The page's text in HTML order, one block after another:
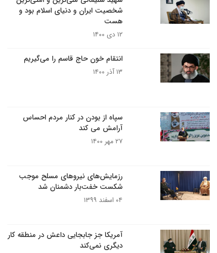
شخصیت ایران و دنیای اسلام بود و
هست
۱۲ دی ۱۴۰۰
انتقام خون حاج قاسم را می‌گیریم
۱۳ آذر ۱۴۰۰
سپاه از بودن در کنار مردم احساس
آرامش می کند
۲۷ مهر ۱۴۰۰
رزمایش‌های نیرو‌های مسلح موجب
شکست خفت‌بار دشمنان شد
۰۴ اسفند ۱۳۹۹
آمریکا جز جابجایی داعش در منطقه کار
دیگری نمی‌کند